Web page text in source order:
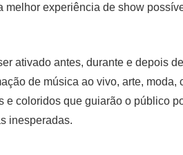
experiência de show
ativado antes, durante e depois
de música ao vivo, arte, moda,
coloridos que guiarão o público
inesperadas.